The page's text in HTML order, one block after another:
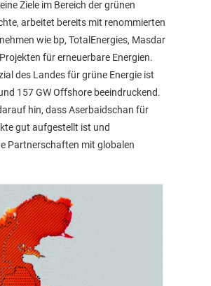
Ziele im Bereich der grünen
arbeitet bereits mit renommierten
wie bp, TotalEnergies, Masdar
für erneuerbare Energien.
des Landes für grüne Energie ist
157 GW Offshore beeindruckend.
hin, dass Aserbaidschan für
gut aufgestellt ist und
Partnerschaften mit globalen